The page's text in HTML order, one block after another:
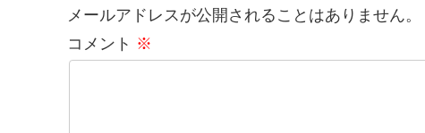
メールアドレスが公開されることはありません。
コメント ※